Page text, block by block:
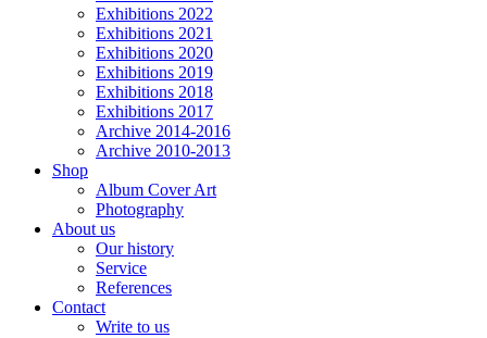
Exhibitions 2022
Exhibitions 2021
Exhibitions 2020
Exhibitions 2019
Exhibitions 2018
Exhibitions 2017
Archive 2014-2016
Archive 2010-2013
Shop
Album Cover Art
Photography
About us
Our history
Service
References
Contact
Write to us